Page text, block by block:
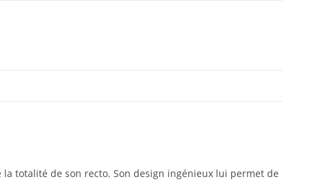
totalité de son recto. Son design ingénieux lui permet de